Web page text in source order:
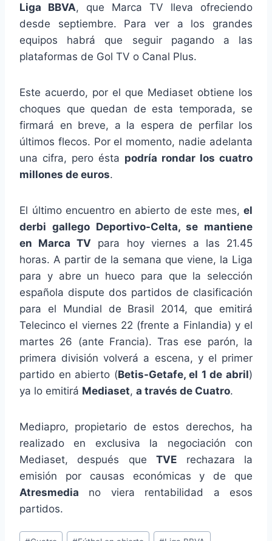
Liga BBVA, que Marca TV lleva ofreciendo
desde septiembre. Para ver a los grandes
equipos habrá que seguir pagando a las
plataformas de Gol TV o Canal Plus.
Este acuerdo, por el que Mediaset obtiene los
choques que quedan de esta temporada, se
firmará en breve, a la espera de perfilar los
últimos flecos. Por el momento, nadie adelanta
una cifra, pero ésta podría rondar los cuatro
millones de euros.
El último encuentro en abierto de este mes, el
derbi gallego Deportivo-Celta, se mantiene
en Marca TV para hoy viernes a las 21.45
horas. A partir de la semana que viene, la Liga
para y abre un hueco para que la selección
española dispute dos partidos de clasificación
para el Mundial de Brasil 2014, que emitirá
Telecinco el viernes 22 (frente a Finlandia) y el
martes 26 (ante Francia). Tras ese parón, la
primera división volverá a escena, y el primer
partido en abierto (Betis-Getafe, el 1 de abril)
ya lo emitirá Mediaset, a través de Cuatro.
Mediapro, propietario de estos derechos, ha
realizado en exclusiva la negociación con
Mediaset, después queTVE rechazara la
emisión por causas económicas y de que
Atresmedia no viera rentabilidad a esos
partidos.
Etiquetas